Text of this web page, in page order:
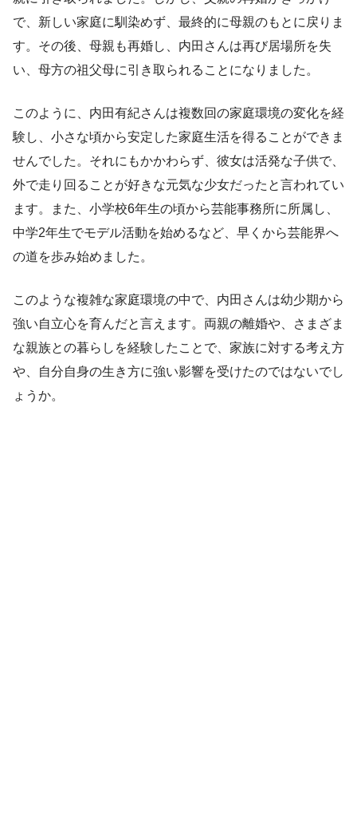
で、新しい家庭に馴染めず、最終的に母親のもとに戻りま
す。その後、母親も再婚し、内田さんは再び居場所を失
い、母方の祖父母に引き取られることになりました。
このように、内田有紀さんは複数回の家庭環境の変化を経
験し、小さな頃から安定した家庭生活を得ることができま
せんでした。それにもかかわらず、彼女は活発な子供で、
外で走り回ることが好きな元気な少女だったと言われてい
ます。また、小学校6年生の頃から芸能事務所に所属し、
中学2年生でモデル活動を始めるなど、早くから芸能界へ
の道を歩み始めました。
このような複雑な家庭環境の中で、内田さんは幼少期から
強い自立心を育んだと言えます。両親の離婚や、さまざま
な親族との暮らしを経験したことで、家族に対する考え方
や、自分自身の生き方に強い影響を受けたのではないでし
ょうか。